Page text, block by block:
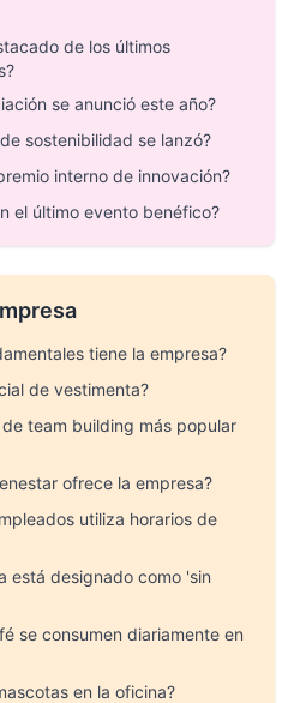
de los últimos
se anunció este año?
sostenibilidad se lanzó?
interno de innovación?
el último evento benéfico?
tiene la empresa?
de vestimenta?
team building más popular
ofrece la empresa?
utiliza horarios de
está designado como 'sin
se consumen diariamente en
en la oficina?